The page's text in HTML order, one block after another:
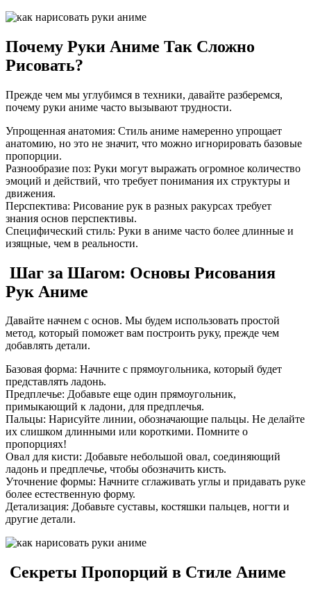
Почему Руки Аниме Так Сложно
Рисовать?
Прежде чем мы углубимся в техники, давайте разберемся,
почему руки аниме часто вызывают трудности.
Упрощенная анатомия: Стиль аниме намеренно упрощает
анатомию, но это не значит, что можно игнорировать базовые
пропорции.
Разнообразие поз: Руки могут выражать огромное количество
эмоций и действий, что требует понимания их структуры и
движения.
Перспектива: Рисование рук в разных ракурсах требует
знания основ перспективы.
Специфический стиль: Руки в аниме часто более длинные и
изящные, чем в реальности.
️ Шаг за Шагом: Основы Рисования
Рук Аниме
Давайте начнем с основ. Мы будем использовать простой
метод, который поможет вам построить руку, прежде чем
добавлять детали.
Базовая форма: Начните с прямоугольника, который будет
представлять ладонь.
Предплечье: Добавьте еще один прямоугольник,
примыкающий к ладони, для предплечья.
Пальцы: Нарисуйте линии, обозначающие пальцы. Не делайте
их слишком длинными или короткими. Помните о
пропорциях!
Овал для кисти: Добавьте небольшой овал, соединяющий
ладонь и предплечье, чтобы обозначить кисть.
Уточнение формы: Начните сглаживать углы и придавать руке
более естественную форму.
Детализация: Добавьте суставы, костяшки пальцев, ногти и
другие детали.
️ Секреты Пропорций в Стиле Аниме